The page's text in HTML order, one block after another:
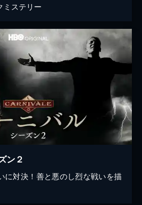
ミステリー
ン２
に対決！善と悪のし烈な戦いを描